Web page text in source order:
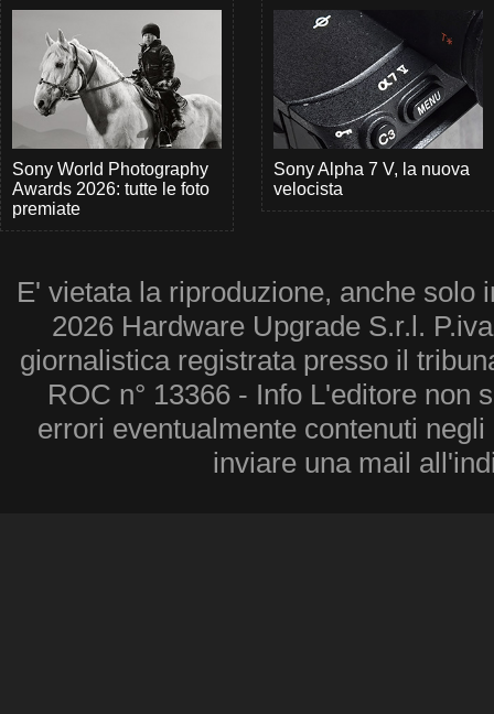
Sony World Photography
Awards 2026: tutte le foto
premiate
Sony Alpha 7 V, la nuova
velocista
E' vietata la riproduzione, anche solo
2026 Hardware Upgrade S.r.l.
giornalistica registrata presso il
ROC n° 13366 - Info L'editore non
errori eventualmente contenuti
inviare una mail